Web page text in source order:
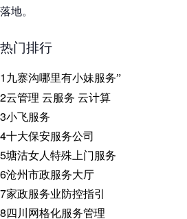
落地。
热门排行
1 九寨沟哪里有小妹服务”
2云管理 云服务 云计算
3小飞服务
4十大保安服务公司
5塘沽女人特殊上门服务
6沧州市政服务大厅
7家政服务业防控指引
8四川网格化服务管理